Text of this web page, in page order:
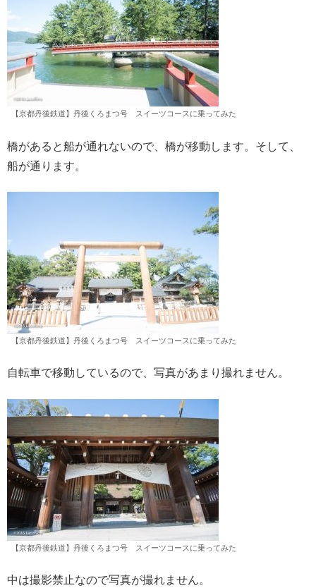
【京都丹後鉄道】丹後くろまつ号 スイーツコースに乗ってみた
橋があると船が通れないので、橋が移動します。そして、
船が通ります。
【京都丹後鉄道】丹後くろまつ号 スイーツコースに乗ってみた
自転車で移動しているので、写真があまり撮れません。
【京都丹後鉄道】丹後くろまつ号 スイーツコースに乗ってみた
中は撮影禁止なので写真が撮れません。